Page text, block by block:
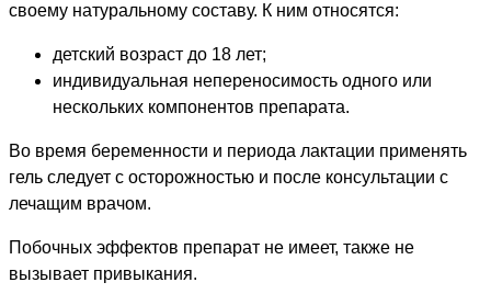
своему натуральному составу. К ним относятся:
детский возраст до 18 лет;
индивидуальная непереносимость одного или
нескольких компонентов препарата.
Во время беременности и периода лактации применять
гель следует с осторожностью и после консультации с
лечащим врачом.
Побочных эффектов препарат не имеет, также не
вызывает привыкания.